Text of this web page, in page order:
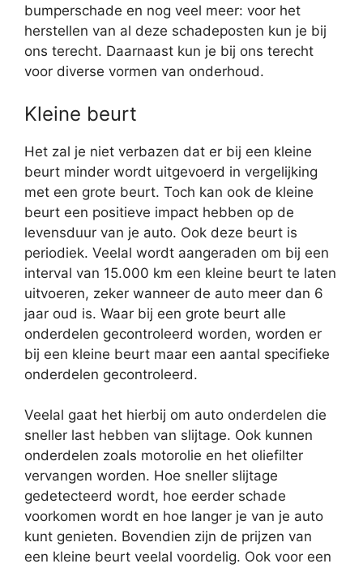
bumperschade en nog veel meer: voor het
herstellen van al deze schadeposten kun je bij
ons terecht. Daarnaast kun je bij ons terecht
voor diverse vormen van onderhoud.
Kleine beurt
Het zal je niet verbazen dat er bij een kleine
beurt minder wordt uitgevoerd in vergelijking
met een grote beurt. Toch kan ook de kleine
beurt een positieve impact hebben op de
levensduur van je auto. Ook deze beurt is
periodiek. Veelal wordt aangeraden om bij een
interval van 15.000 km een kleine beurt te laten
uitvoeren, zeker wanneer de auto meer dan 6
jaar oud is. Waar bij een grote beurt alle
onderdelen gecontroleerd worden, worden er
bij een kleine beurt maar een aantal specifieke
onderdelen gecontroleerd.
Veelal gaat het hierbij om auto onderdelen die
sneller last hebben van slijtage. Ook kunnen
onderdelen zoals motorolie en het oliefilter
vervangen worden. Hoe sneller slijtage
gedetecteerd wordt, hoe eerder schade
voorkomen wordt en hoe langer je van je auto
kunt genieten. Bovendien zijn de prijzen van
een kleine beurt veelal voordelig. Ook voor een